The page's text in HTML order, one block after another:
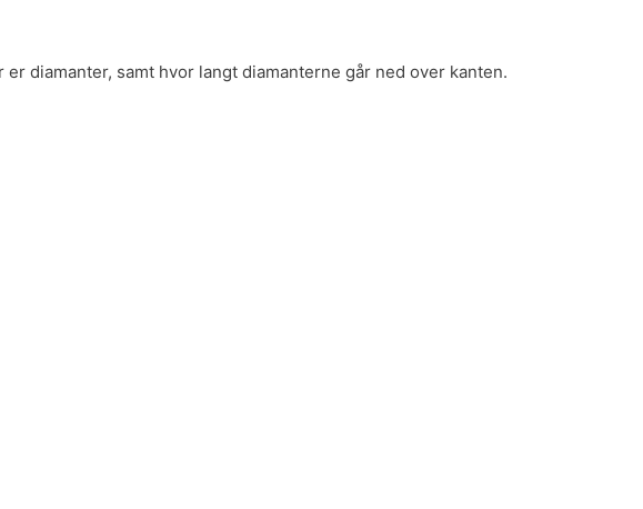
diamanter, samt hvor langt diamanterne går ned over kanten.